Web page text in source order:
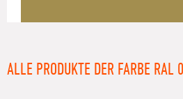
ALLE PRODUKTE DER FARBE RAL